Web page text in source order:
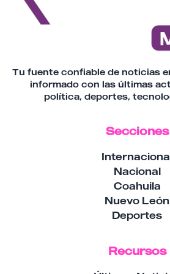
Tu fuente confiable de noticias
informado con las últimas
política, deportes,
Secciones
Nacional
Coahuila
Nuevo León
Deportes
Recursos